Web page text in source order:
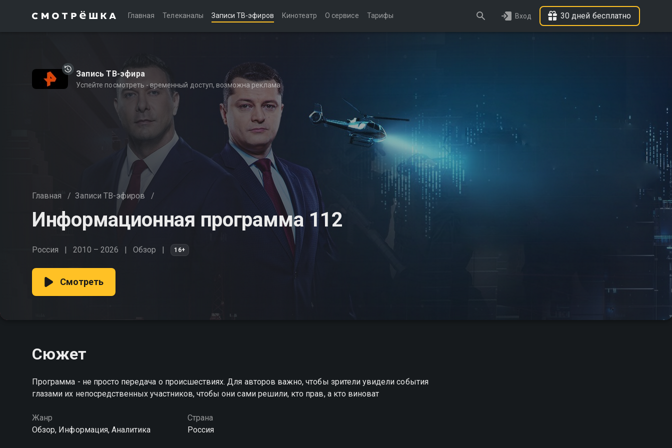
Главная Телеканалы Записи ТВ-эфиров Кинотеатр О сервисе Тарифы Вход 30 дней бесплатно
Запись ТВ-эфира
Успейте посмотреть - временный доступ, возможна реклама
Главная / Записи ТВ-эфиров /
Информационная программа 112
Россия 2010 – 2026 Обзор 16+
Смотреть
Сюжет
Программа - не просто передача о происшествиях. Для авторов важно, чтобы зрители увидели события
глазами их непосредственных участников, чтобы они сами решили, кто прав, а кто виноват
Жанр
Обзор, Информация, Аналитика
Страна
Россия